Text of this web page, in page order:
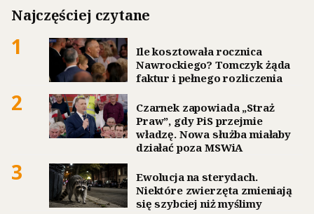
Najczęściej czytane
1
Ile kosztowała rocznica
Nawrockiego? Tomczyk żąda
faktur i pełnego rozliczenia
2
Czarnek zapowiada „Straż
Praw”, gdy PiS przejmie
władzę. Nowa służba miałaby
działać poza MSWiA
3
Ewolucja na sterydach.
Niektóre zwierzęta zmieniają
się szybciej niż myślimy